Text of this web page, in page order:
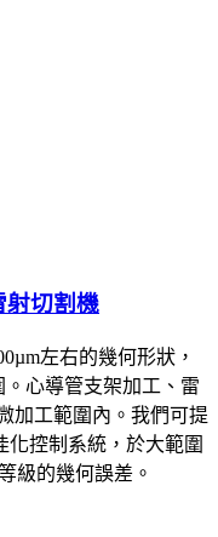
射切割機
左右的幾何形狀，
心導管支架加工、雷
加工範圍內。我們可提
化控制系統，於大範圍
級的幾何誤差。